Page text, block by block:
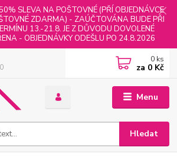
SLEVA NA POŠTOVNÉ (PŘÍ OBJEDNÁVCE
ZDARMA) - ZAÚČTOVÁNA BUDE PŘI
13.-21.8. JE Z DŮVODU DOVOLENÉ
- OBJEDNÁVKY ODEŠLU PO 24.8.2026
Menu
Hledat
0 ks
za 0 Kč